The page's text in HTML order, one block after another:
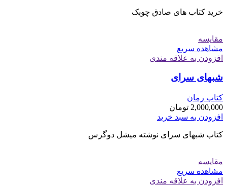
خرید کتاب های صادق چوبک
مقایسه
مشاهده سریع
افزودن به علاقه مندی
شبهای سرای
کتاب رمان
2,000,000 تومان
افزودن به سبد خرید
کتاب شبهای سرای نوشته میشل دوگرس
مقایسه
مشاهده سریع
افزودن به علاقه مندی